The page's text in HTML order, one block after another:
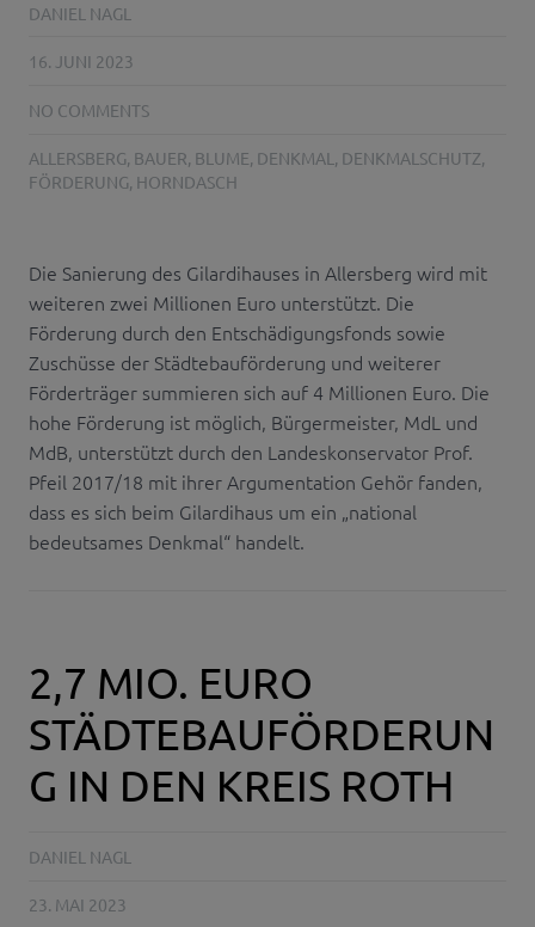
DANIEL NAGL
16. JUNI 2023
NO COMMENTS
ALLERSBERG, BAUER, BLUME, DENKMAL , DENKMALSCHUTZ,
FÖRDERUNG, HORNDASCH
Die Sanierung des Gilardihauses in Allersberg wird mit
weiteren zwei Millionen Euro unterstützt. Die
Förderung durch den Entschädigungsfonds sowie
Zuschüsse der Städtebauförderung und weiterer
Förderträger summieren sich auf 4 Millionen Euro. Die
hohe Förderung ist möglich, Bürgermeister, MdL und
MdB, unterstützt durch den Landeskonservator Prof.
Pfeil 2017/18 mit ihrer Argumentation Gehör fanden,
dass es sich beim Gilardihaus um ein „national
bedeutsames Denkmal“ handelt.
2,7 MIO. EURO
STÄDTEBAUFÖRDERUN
G IN DEN KREIS ROTH
DANIEL NAGL
23. MAI 2023